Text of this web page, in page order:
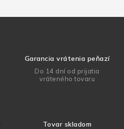
Garancia vrátenia peňazí
Do 14 dní od prijatia
vráteného tovaru
Tovar skladom